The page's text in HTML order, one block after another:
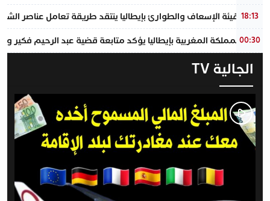
18:13
رئيس هيئة الإسعاف والطوارئ بإيطاليا ينتقد طريقة تعامل عناصر
00:30
سفير المملكة المغربية بإيطاليا يؤكد متابعة قضية عبد الرحيم فكير
الجالية TV